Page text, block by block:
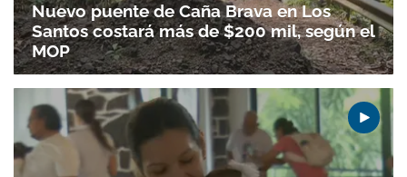
Nuevo puente de Caña Brava en Los
Santos costará más de $200 mil, según el
MOP